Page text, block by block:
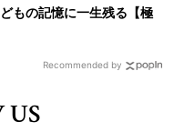
もの記憶に一生残る【極
Recommended by
US